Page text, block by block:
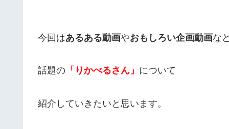
今回はあるある動画やおもしろい企画動画な
話題の 「りかべるさん」 について
紹介していきたいと思います。